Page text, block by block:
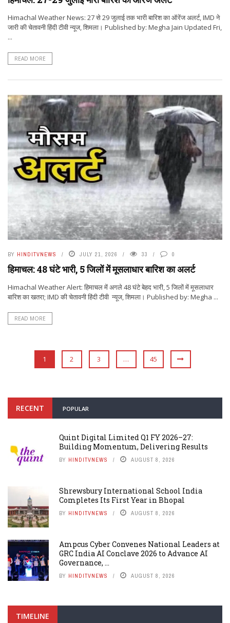
Himachal Weather News: 27 से 29 जुलाई तक भारी बारिश का ऑरेंज अलर्ट, IMD ने
जारी की चेतावनी हिंदी टीवी न्यूज, शिमला। Published by: Megha Jain Updated Fri,
...
READ MORE
BY HINDITVNEWS JULY 21, 2026 33 0
हिमाचल: 48 घंटे भारी, 5 जिलों में मूसलाधार बारिश का अलर्ट
Himachal Weather Alert: हिमाचल में अगले 48 घंटे बेहद भारी, 5 जिलों में मूसलाधार
बारिश का खतरा; IMD की चेतावनी हिंदी टीवी न्यूज, शिमला। Published by: Megha ...
READ MORE
1 2 3 … 45
RECENT POPULAR
Quint Digital Limited Q1 FY 2026–27:
Building Momentum, Delivering Results
BY HINDITVNEWS AUGUST 8, 2026
Shrewsbury International School India
Completes Its First Year in Bhopal
BY HINDITVNEWS AUGUST 8, 2026
Ampcus Cyber Convenes National Leaders at
GRC India AI Conclave 2026 to Advance AI
Governance, ...
BY HINDITVNEWS AUGUST 8, 2026
TIMELINE